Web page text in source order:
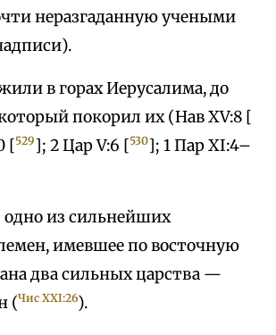
неразгаданную учеными
в горах Иерусалима, до
покорил их (Нав XV:8 [
[529 ]; 2 Цар V:6 [530]; 1 Пар XI:4–
из сильнейших
имевшее по восточную
два сильных царства —
(Чис XXI:26).